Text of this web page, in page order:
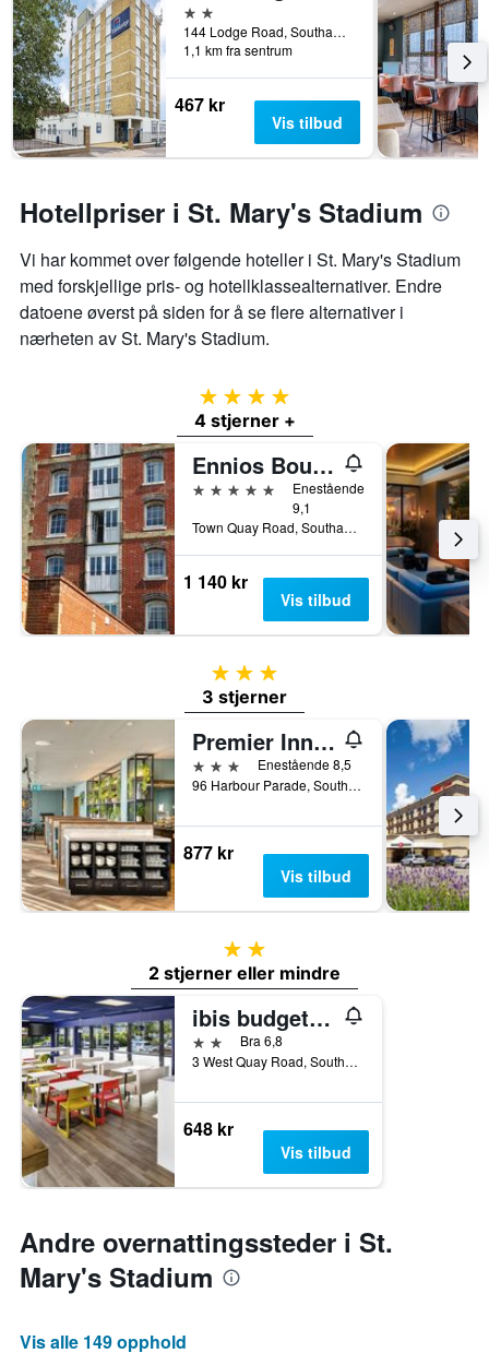
2 stjerner
144 Lodge Road, Southampton, Storbritannia
1,1 km fra sentrum
467 kr
Vis tilbud
Hotellpriser i St. Mary's Stadium
Vi har kommet over følgende hoteller i St. Mary's Stadium
med forskjellige pris- og hotellklassealternativer. Endre
datoene øverst på siden for å se flere alternativer i
nærheten av St. Mary's Stadium.
4 stjerner
4 stjerner +
Ennios Boutique Hotel Rooms
5 stjerner
Enestående
9,1
Town Quay Road, Southampton, Storbritannia
1 140 kr
Vis tilbud
3 stjerner
3 stjerner
Premier Inn Southampton City Centre - West Quay
3 stjernerEnestående 8,5
96 Harbour Parade, Southampton, Storbritannia
877 kr
Vis tilbud
2 stjerner
2 stjerner eller mindre
ibis budget Southampton Centre
2 stjernerBra 6,8
3 West Quay Road, Southampton, Storbritannia
648 kr
Vis tilbud
Andre overnattingssteder i St.
Mary's Stadium
Vis alle 149 opphold